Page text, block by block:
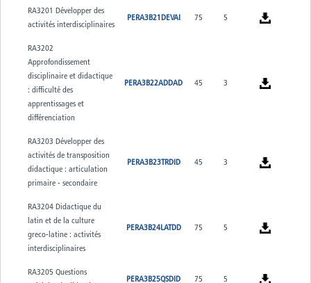
RA3201 Développer des
activités interdisciplinaires
PERA3B21DEVAI 75 5
RA3202
Approfondissement
disciplinaire et didactique
: difficulté des
apprentissages et
différenciation
PERA3B22ADDAD 45 3
RA3203 Développer des
activités de transposition
didactique : articulation
primaire - secondaire
PERA3B23TRDID 45 3
RA3204 Didactique du
latin et de la culture
greco-latine : activités
interdisciplinaires
PERA3B24LATDD 75 5
RA3205 Questions
PERA3B25QSDID 75 5